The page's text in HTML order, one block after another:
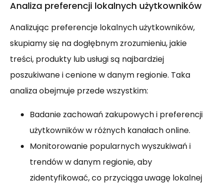
Analiza preferencji lokalnych użytkowników
Analizując preferencje lokalnych użytkowników,
skupiamy się na dogłębnym zrozumieniu, jakie
treści, produkty lub usługi są najbardziej
poszukiwane i cenione w danym regionie. Taka
analiza obejmuje przede wszystkim:
Badanie zachowań zakupowych i preferencji
użytkowników w różnych kanałach online.
Monitorowanie popularnych wyszukiwań i
trendów w danym regionie, aby
zidentyfikować, co przyciąga uwagę lokalnej